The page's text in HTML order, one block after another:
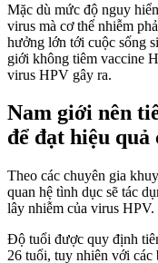
Mặc dù mức độ nguy
virus mà cơ thể nhiễm
hưởng lớn tới cuộc sống
giới không tiêm vaccine
virus HPV gây ra.
Nam giới nên
để đạt hiệu quả
Theo các chuyên gia
quan hệ tình dục sẽ tác
lây nhiễm của virus HPV.
Độ tuổi được quy định
26 tuổi, tuy nhiên với các